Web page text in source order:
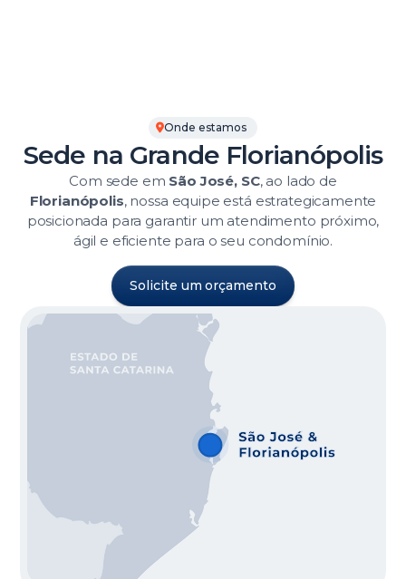
Onde estamos
Sede na Grande Florianópolis
Com sede em São José, SC, ao lado de
Florianópolis, nossa equipe está estrategicamente
posicionada para garantir um atendimento próximo,
ágil e eficiente para o seu condomínio.
Solicite um orçamento